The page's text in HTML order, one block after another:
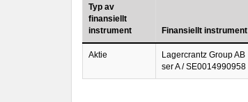
Typ av
finansiellt
instrument
Finansiellt instrument
Aktie
Lagercrantz Group AB
ser A / SE0014990958